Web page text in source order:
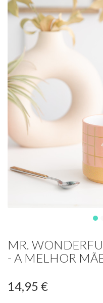
MR.
- A MELHOR
14,95 €